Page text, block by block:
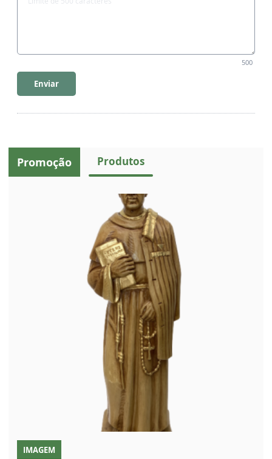
500
Enviar
Promoção Produtos
IMAGEM